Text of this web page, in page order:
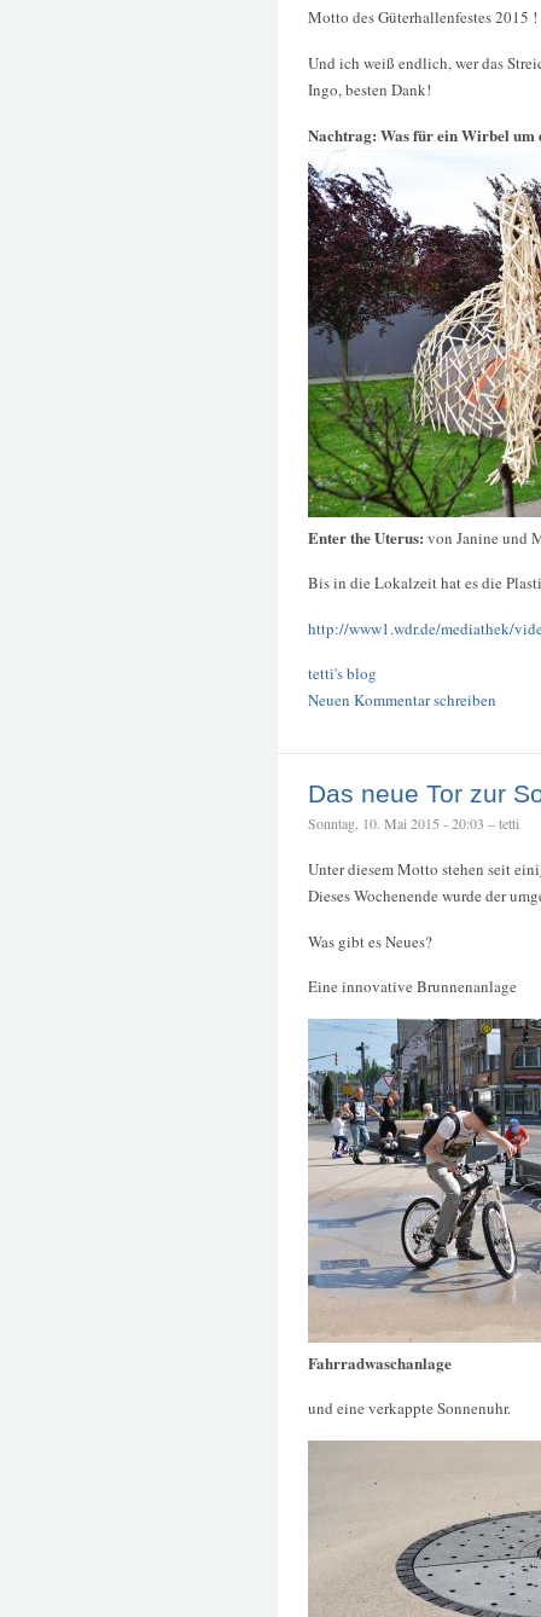
Motto des Güterhallenfestes 2015 !
Und ich weiß endlich, wer das
Ingo, besten Dank!
Nachtrag: Was für ein Wirbel um
Enter the Uterus: von Janine und
Bis in die Lokalzeit hat es die
http://www1.wdr.de/mediathek/
tetti's blog
Neuen Kommentar schreiben
Das neue Tor zur
Sonntag, 10. Mai 2015 - 20:03 – tetti
Unter diesem Motto stehen seit
Dieses Wochenende wurde der
Was gibt es Neues?
Eine innovative Brunnenanlage
Fahrradwaschanlage
und eine verkappte Sonnenuhr.